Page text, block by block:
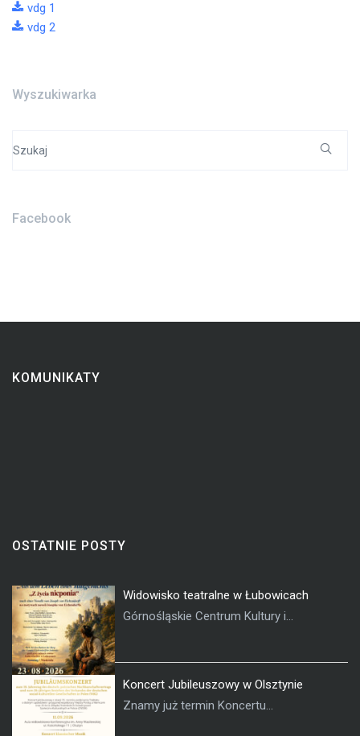
vdg 1
vdg 2
Wyszukiwarka
for:
Facebook
KOMUNIKATY
OSTATNIE POSTY
Widowisko teatralne w Łubowicach
Górnośląskie Centrum Kultury i...
Koncert Jubileuszowy w Olsztynie
Znamy już termin Koncertu...